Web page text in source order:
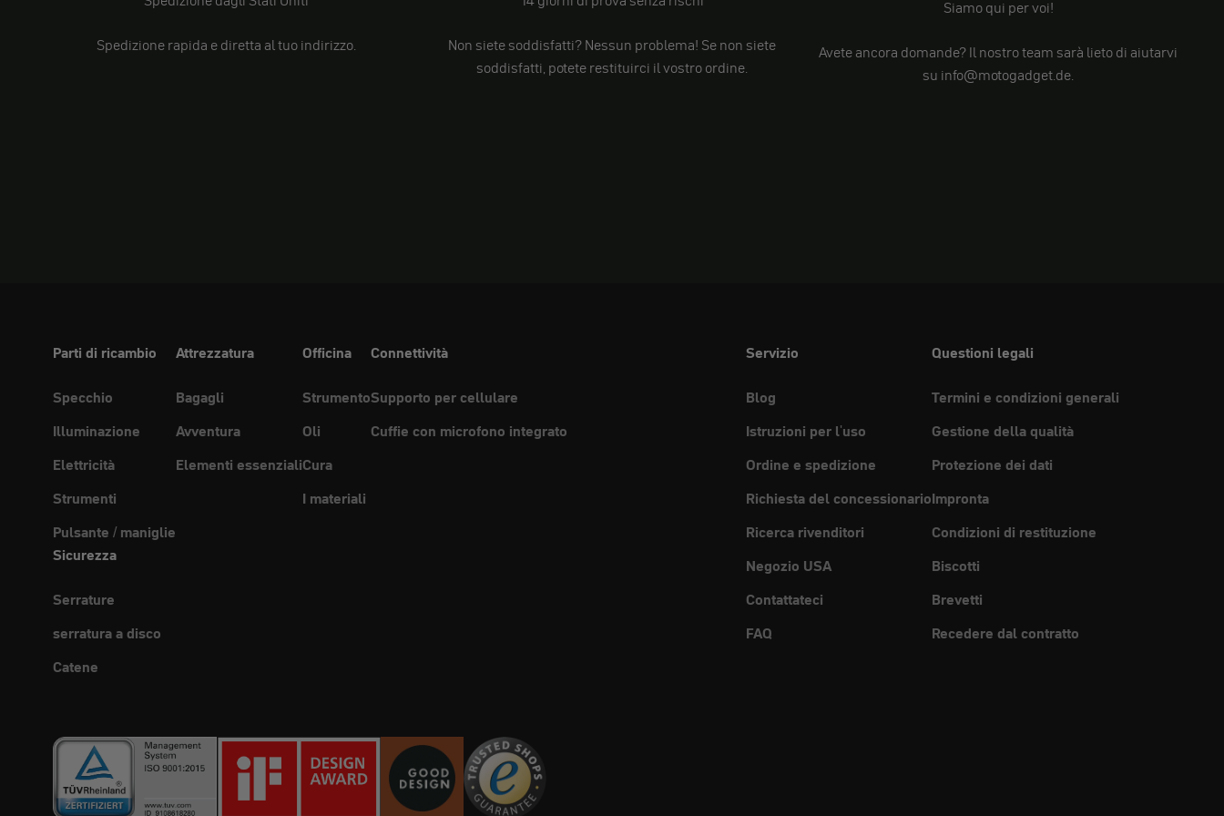
Spedizione rapida e diretta al tuo indirizzo.
Non siete soddisfatti? Nessun problema! Se non siete
soddisfatti, potete restituirci il vostro ordine.
Siamo qui per voi!
Avete ancora domande? Il nostro team sarà lieto di aiutarvi
su info@motogadget.de.
Parti di ricambio
Specchio
Illuminazione
Elettricità
Strumenti
Pulsante / maniglie
Attrezzatura
Bagagli
Avventura
Elementi essenziali
Officina
Strumento
Oli
Cura
I materiali
Connettività
Supporto per cellulare
Cuffie con microfono integrato
Sicurezza
Serrature
serratura a disco
Catene
Servizio
Blog
Istruzioni per l'uso
Ordine e spedizione
Richiesta del concessionario
Ricerca rivenditori
Negozio USA
Contattateci
FAQ
Questioni legali
Termini e condizioni generali
Gestione della qualità
Protezione dei dati
Impronta
Condizioni di restituzione
Biscotti
Brevetti
Recedere dal contratto